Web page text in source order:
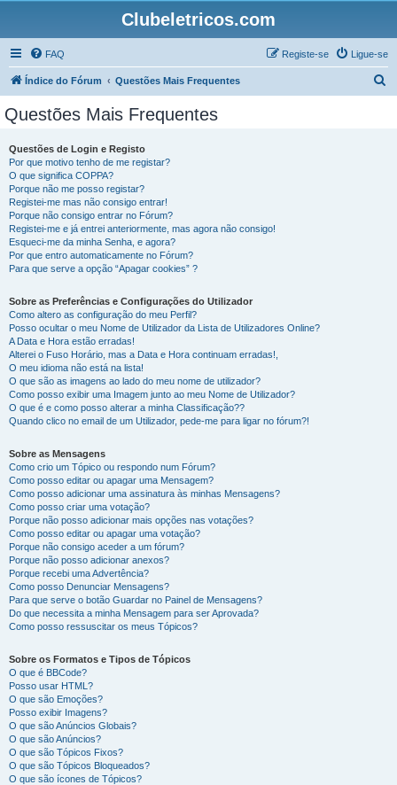
Clubeletricos.com
FAQ Ligue-se
Registe-se
Índice do Fórum Questões Mais Frequentes
Questões Mais Frequentes
Questões de Login e Registo
Por que motivo tenho de me registar?
O que significa COPPA?
Porque não me posso registar?
Registei-me mas não consigo entrar!
Porque não consigo entrar no Fórum?
Registei-me e já entrei anteriormente, mas agora não consigo!
Esqueci-me da minha Senha, e agora?
Por que entro automaticamente no Fórum?
Para que serve a opção “Apagar cookies” ?
Sobre as Preferências e Configurações do Utilizador
Como altero as configuração do meu Perfil?
Posso ocultar o meu Nome de Utilizador da Lista de Utilizadores Online?
A Data e Hora estão erradas!
Alterei o Fuso Horário, mas a Data e Hora continuam erradas!,
O meu idioma não está na lista!
O que são as imagens ao lado do meu nome de utilizador?
Como posso exibir uma Imagem junto ao meu Nome de Utilizador?
O que é e como posso alterar a minha Classificação??
Quando clico no email de um Utilizador, pede-me para ligar no fórum?!
Sobre as Mensagens
Como crio um Tópico ou respondo num Fórum?
Como posso editar ou apagar uma Mensagem?
Como posso adicionar uma assinatura às minhas Mensagens?
Como posso criar uma votação?
Porque não posso adicionar mais opções nas votações?
Como posso editar ou apagar uma votação?
Porque não consigo aceder a um fórum?
Porque não posso adicionar anexos?
Porque recebi uma Advertência?
Como posso Denunciar Mensagens?
Para que serve o botão Guardar no Painel de Mensagens?
Do que necessita a minha Mensagem para ser Aprovada?
Como posso ressuscitar os meus Tópicos?
Sobre os Formatos e Tipos de Tópicos
O que é BBCode?
Posso usar HTML?
O que são Emoções?
Posso exibir Imagens?
O que são Anúncios Globais?
O que são Anúncios?
O que são Tópicos Fixos?
O que são Tópicos Bloqueados?
O que são ícones de Tópicos?